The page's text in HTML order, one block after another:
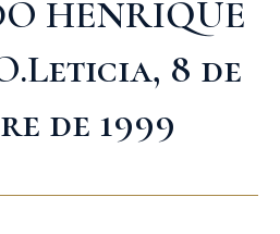
HENRIQUE
8 de
de 1999